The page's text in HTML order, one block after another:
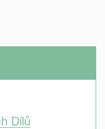
Dílů